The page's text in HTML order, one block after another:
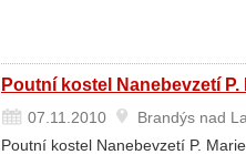
Poutní kostel Nanebevzetí
07.11.2010
Brandýs nad
Poutní kostel Nanebevzetí P.